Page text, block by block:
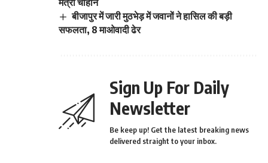
बीजापुर में जारी मुठभेड़ में जवानों ने हासिल की बड़ी
सफलता, 8 माओवादी ढेर
Sign Up For Daily
Newsletter
Be keep up! Get the latest breaking news
delivered straight to your inbox.